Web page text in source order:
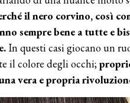
il nero corvino, così
sempre bene a tutte e
In questi casi giocano un
il colore degli occhi;
vera e propria